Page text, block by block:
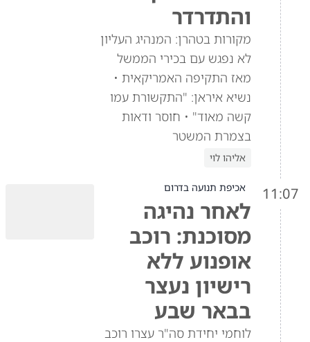
והתדרדר
מקורות בטהרן: המנהיג העליון
לא נפגש עם בכירי הממשל
מאז התקיפה האמריקאית •
נשיא איראן: "התקשורת עמו
קשה מאוד" • חוסר ודאות
בצמרת המשטר
אליהו לוי
11:07 אכיפת תנועה בדרום
לאחר נהיגה
מסוכנת: רוכב
אופנוע ללא
רישיון נעצר
בבאר שבע
לוחמי יחידת סה"ר עצרו רוכב